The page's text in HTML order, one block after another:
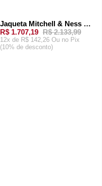
-20%
Jaqueta Mitchell & Ness NFL Team Leader Satin Bomber Vintage Logo Kansas City Chiefs Preta
R$ 1.707,19 R$ 2.133,99
12x de R$ 142,26 Ou no Pix
(10% de desconto)